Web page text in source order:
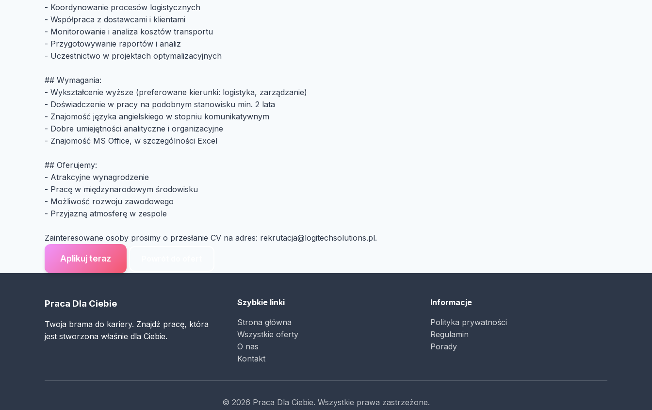
- Koordynowanie procesów logistycznych
- Współpraca z dostawcami i klientami
- Monitorowanie i analiza kosztów transportu
- Przygotowywanie raportów i analiz
- Uczestnictwo w projektach optymalizacyjnych
## Wymagania:
- Wykształcenie wyższe (preferowane kierunki: logistyka, zarządzanie)
- Doświadczenie w pracy na podobnym stanowisku min. 2 lata
- Znajomość języka angielskiego w stopniu komunikatywnym
- Dobre umiejętności analityczne i organizacyjne
- Znajomość MS Office, w szczególności Excel
## Oferujemy:
- Atrakcyjne wynagrodzenie
- Pracę w międzynarodowym środowisku
- Możliwość rozwoju zawodowego
- Przyjazną atmosferę w zespole
Zainteresowane osoby prosimy o przesłanie CV na adres: rekrutacja@logitechsolutions.pl.
Aplikuj teraz
Praca Dla Ciebie
Twoja brama do kariery. Znajdź pracę, która
jest stworzona właśnie dla Ciebie.
Szybkie linki
Strona główna
Wszystkie oferty
O nas
Kontakt
Informacje
Polityka prywatności
Regulamin
Porady
© 2026 Praca Dla Ciebie. Wszystkie prawa zastrzeżone.